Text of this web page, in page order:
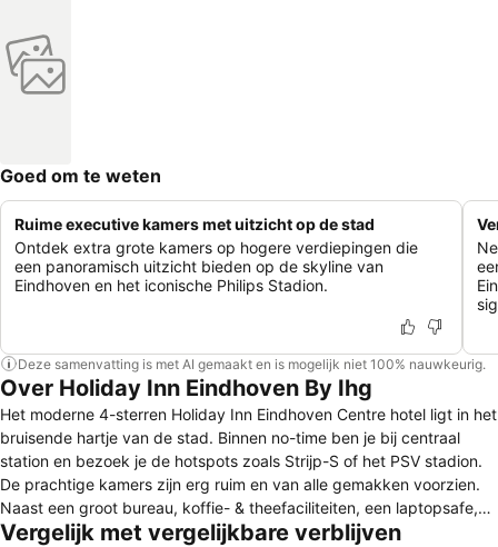
Goed om te weten
Ruime executive kamers met uitzicht op de stad
Ontdek extra grote kamers op hogere verdiepingen die
een panoramisch uitzicht bieden op de skyline van
Eindhoven en het iconische Philips Stadion.
Deze samenvatting is met AI gemaakt en is mogelijk niet 100% nauwkeurig.
Over Holiday Inn Eindhoven By Ihg
Het moderne 4-sterren Holiday Inn Eindhoven Centre hotel ligt in het
bruisende hartje van de stad. Binnen no-time ben je bij centraal
station en bezoek je de hotspots zoals Strijp-S of het PSV stadion.
De prachtige kamers zijn erg ruim en van alle gemakken voorzien.
Naast een groot bureau, koffie- & theefaciliteiten, een laptopsafe,
een strijkplank en strijkbout kunt u ook gebruik maken van een zeer
Vergelijk met vergelijkbare verblijven